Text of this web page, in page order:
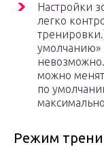
Настройки
легко
умолчанию»
можно
по
Режим